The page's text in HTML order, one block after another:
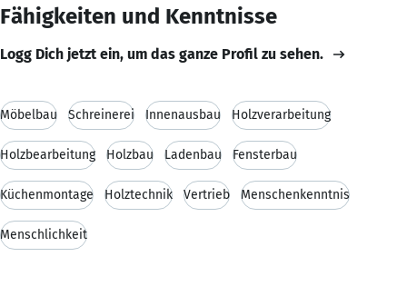
Fähigkeiten und Kenntnisse
Logg Dich jetzt ein, um das ganze Profil zu sehen.
Möbelbau Schreinerei Innenausbau Holzverarbeitung
Holzbearbeitung Holzbau Ladenbau Fensterbau
Küchenmontage Holztechnik Vertrieb Menschenkenntnis
Menschlichkeit